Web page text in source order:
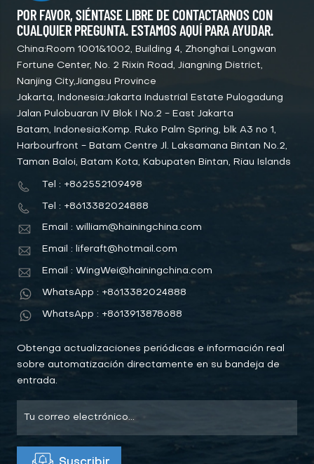
POR FAVOR, SIÉNTASE LIBRE DE CONTACTARNOS CON
CUALQUIER PREGUNTA. ESTAMOS AQUÍ PARA AYUDAR.
China:Room 1001&1002, Building 4, Zhonghai Longwan
Fortune Center, No. 2 Rixin Road, Jiangning District,
Nanjing City,Jiangsu Province
Jakarta, Indonesia:Jakarta Industrial Estate Pulogadung
Jalan Pulobuaran IV Blok I No.2 - East Jakarta
Batam, Indonesia:Komp. Ruko Palm Spring, blk A3 no 1,
Harbourfront - Batam Centre Jl. Laksamana Bintan No.2,
Taman Baloi, Batam Kota, Kabupaten Bintan, Riau Islands
Tel : +862552109498
Tel : +8613382024888
Email : william@hainingchina.com
Email : liferaft@hotmail.com
Email : WingWei@hainingchina.com
WhatsApp : +8613382024888
WhatsApp : +8613913878688
Obtenga actualizaciones periódicas e información real
sobre automatización directamente en su bandeja de
entrada.